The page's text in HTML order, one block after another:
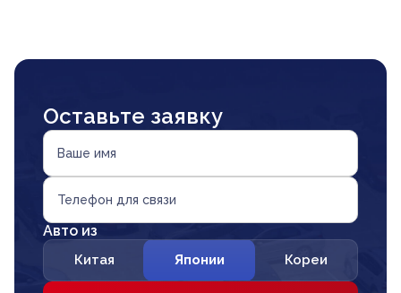
Оставьте заявку
Ваше имя
Телефон для связи
Авто из
Китая Японии Кореи